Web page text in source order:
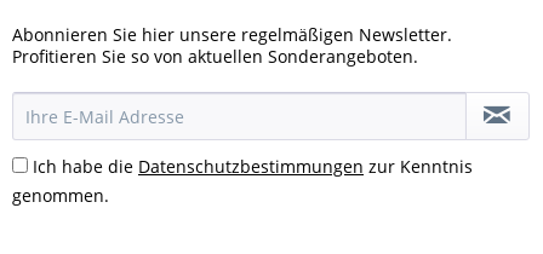
Abonnieren Sie hier unsere regelmäßigen Newsletter.
Profitieren Sie so von aktuellen Sonderangeboten.
Ich habe die Datenschutzbestimmungen zur Kenntnis
genommen.